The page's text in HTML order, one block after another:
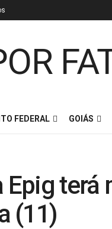
FEDERAL GOIÁS
Epig terá
(11)